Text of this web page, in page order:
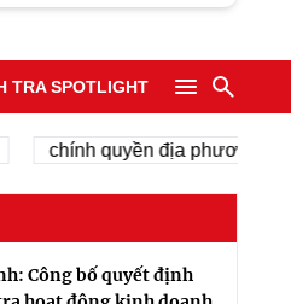
TRA SPOTLIGHT
chính quyền địa phương 2 cấp
Công bố quyết định